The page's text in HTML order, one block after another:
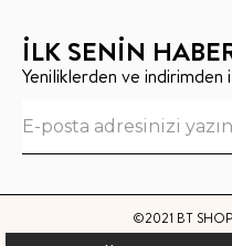
İLK SENİN
Yeniliklerden ve indirimden
©2021 BT SHOP